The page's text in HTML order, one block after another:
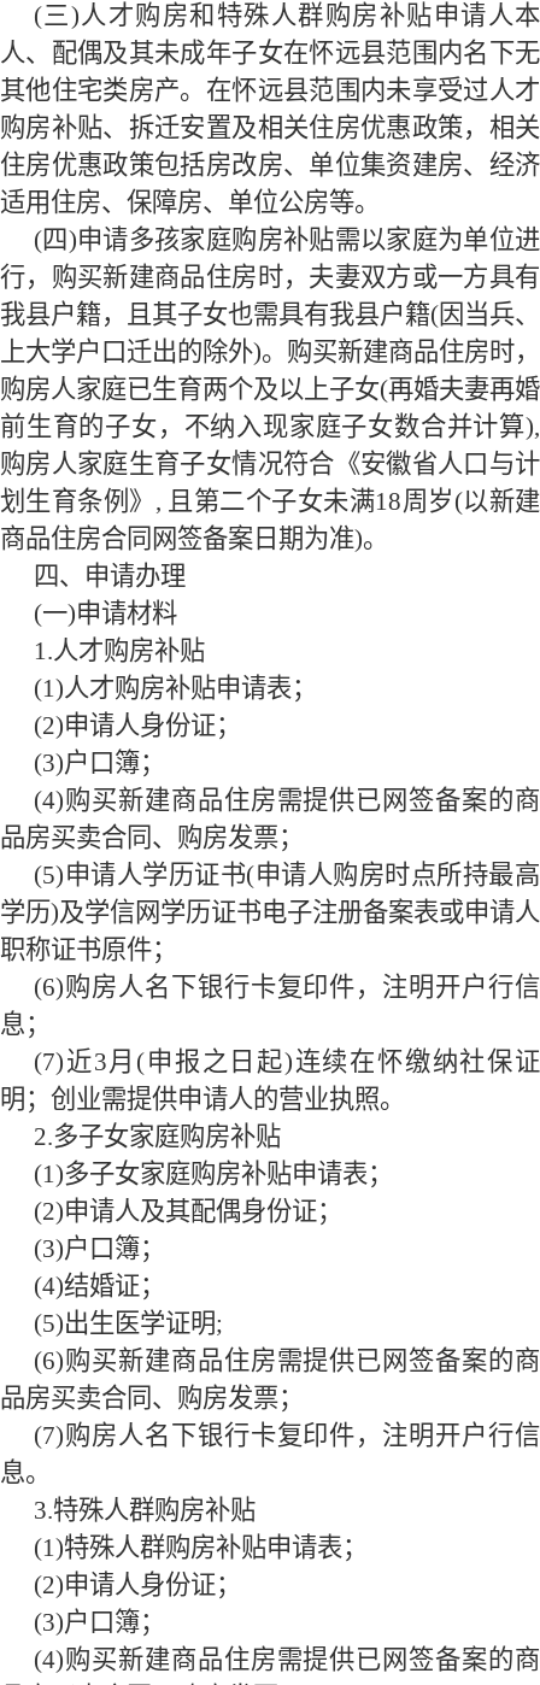
(三)人才购房和特殊人群购房补贴申请人本
人、配偶及其未成年子女在怀远县范围内名下无
其他住宅类房产。在怀远县范围内未享受过人才
购房补贴、拆迁安置及相关住房优惠政策，相关
住房优惠政策包括房改房、单位集资建房、经济
适用住房、保障房、单位公房等。
(四)申请多孩家庭购房补贴需以家庭为单位进
行，购买新建商品住房时，夫妻双方或一方具有
我县户籍，且其子女也需具有我县户籍(因当兵、
上大学户口迁出的除外)。购买新建商品住房时，
购房人家庭已生育两个及以上子女(再婚夫妻再婚
前生育的子女，不纳入现家庭子女数合并计算),
购房人家庭生育子女情况符合《安徽省人口与计
划生育条例》, 且第二个子女未满18周岁(以新建
商品住房合同网签备案日期为准)。
四、申请办理
(一)申请材料
1.人才购房补贴
(1)人才购房补贴申请表；
(2)申请人身份证；
(3)户口簿；
(4)购买新建商品住房需提供已网签备案的商
品房买卖合同、购房发票；
(5)申请人学历证书(申请人购房时点所持最高
学历)及学信网学历证书电子注册备案表或申请人
职称证书原件；
(6)购房人名下银行卡复印件，注明开户行信
息；
(7)近3月(申报之日起)连续在怀缴纳社保证
明；创业需提供申请人的营业执照。
2.多子女家庭购房补贴
(1)多子女家庭购房补贴申请表；
(2)申请人及其配偶身份证；
(3)户口簿；
(4)结婚证；
(5)出生医学证明;
(6)购买新建商品住房需提供已网签备案的商
品房买卖合同、购房发票；
(7)购房人名下银行卡复印件，注明开户行信
息。
3.特殊人群购房补贴
(1)特殊人群购房补贴申请表；
(2)申请人身份证；
(3)户口簿；
(4)购买新建商品住房需提供已网签备案的商